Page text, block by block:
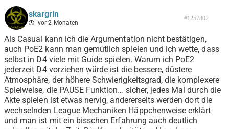
skargrin
vor 2 Monaten
#1257802
Als Casual kann ich die Argumentation nicht bestätigen,
auch PoE2 kann man gemütlich spielen und ich wette, dass
selbst in D4 viele mit Guide spielen. Warum ich PoE2
jederzeit D4 vorziehen würde ist die bessere, düstere
Atmosphäre, der höhere Schwierigkeitsgrad, die komplexere
Spielweise, die PAUSE Funktion… sicher, jedes Mal durch die
Akte spielen ist etwas nervig, andererseits werden dort die
wechselnden League Mechaniken Häppchenweise erklärt
und man ist mit ein bisschen Erfahrung auch deutlich